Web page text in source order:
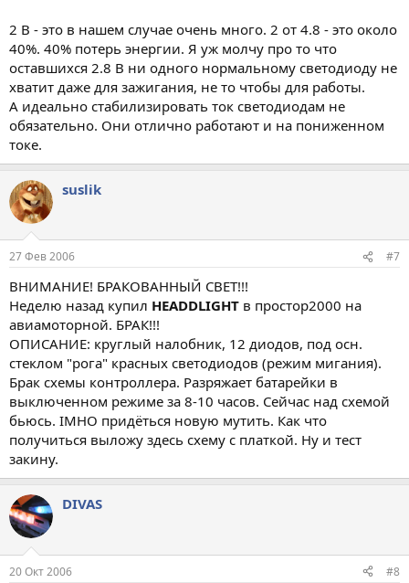
2 В - это в нашем случае очень много. 2 от 4.8 - это около
40%. 40% потерь энергии. Я уж молчу про то что
оставшихся 2.8 В ни одного нормальному светодиоду не
хватит даже для зажигания, не то чтобы для работы.
А идеально стабилизировать ток светодиодам не
обязательно. Они отлично работают и на пониженном
токе.
suslik
27 Фев 2006 #7
ВНИМАНИЕ! БРАКОВАННЫЙ СВЕТ!!!
Неделю назад купил HEADDLIGHT в простор2000 на
авиамоторной. БРАК!!!
ОПИСАНИЕ: круглый налобник, 12 диодов, под осн.
стеклом "рога" красных светодиодов (режим мигания).
Брак схемы контроллера. Разряжает батарейки в
выключенном режиме за 8-10 часов. Сейчас над схемой
бьюсь. IMHO придёться новую мутить. Как что
получиться выложу здесь схему с платкой. Ну и тест
закину.
DIVAS
20 Окт 2006 #8